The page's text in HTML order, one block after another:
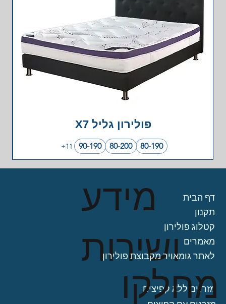
פולירון גליל X7
80-190
80-200
90-190
+11
מידע
ושירות
מזרנים ללא קפיצים
דף הבית
תקנון
קטלוג פולירון
מאמרים
לאתר גומאויר מקבוצת פולירון
מחלקו